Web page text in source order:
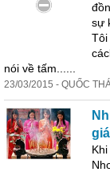
sự
Tôi
nói về tấm......
23/03/2015 - QUỐC